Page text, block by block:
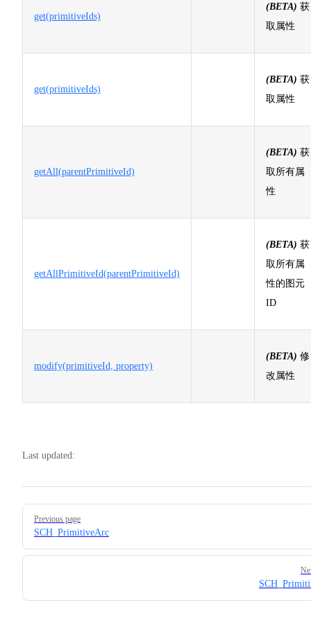
get(primitiveIds)
(BETA) 获
取属性
get(primitiveIds)
(BETA) 获
取属性
getAll(parentPrimitiveId)
(BETA) 获
取所有属
性
getAllPrimitiveId(parentPrimitiveId)
(BETA) 获
取所有属
性的图元
ID
modify(primitiveId, property)
(BETA) 修
改属性
Last updated:
Pager
Previous page
SCH_PrimitiveArc